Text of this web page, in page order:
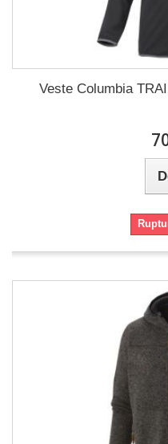
Veste Columbia